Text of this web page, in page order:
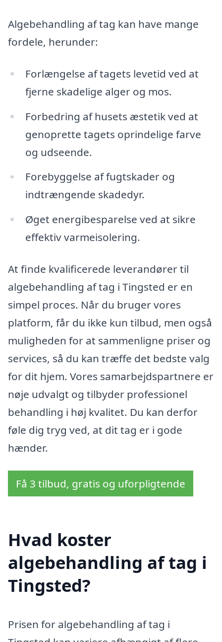
Algebehandling af tag kan have mange
fordele, herunder:
Forlængelse af tagets levetid ved at
fjerne skadelige alger og mos.
Forbedring af husets æstetik ved at
genoprette tagets oprindelige farve
og udseende.
Forebyggelse af fugtskader og
indtrængende skadedyr.
Øget energibesparelse ved at sikre
effektiv varmeisolering.
At finde kvalificerede leverandører til
algebehandling af tag i Tingsted er en
simpel proces. Når du bruger vores
platform, får du ikke kun tilbud, men også
muligheden for at sammenligne priser og
services, så du kan træffe det bedste valg
for dit hjem. Vores samarbejdspartnere er
nøje udvalgt og tilbyder professionel
behandling i høj kvalitet. Du kan derfor
føle dig tryg ved, at dit tag er i gode
hænder.
Få 3 tilbud, gratis og uforpligtende
Hvad koster
algebehandling af tag i
Tingsted?
Prisen for algebehandling af tag i